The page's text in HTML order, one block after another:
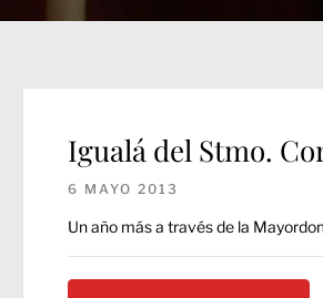
Igualá del Stmo.
6 MAYO 2013
Un año más a través de la